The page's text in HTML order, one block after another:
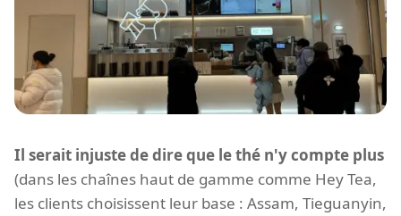
Il serait injuste de dire que le thé n'y compte plus
(dans les chaînes haut de gamme comme Hey Tea,
les clients choisissent leur base : Assam, Tieguanyin,